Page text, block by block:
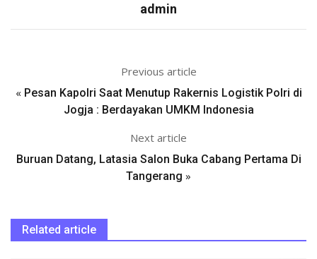
admin
Previous article
« Pesan Kapolri Saat Menutup Rakernis Logistik Polri di
Jogja : Berdayakan UMKM Indonesia
Next article
Buruan Datang, Latasia Salon Buka Cabang Pertama Di
Tangerang »
Related article